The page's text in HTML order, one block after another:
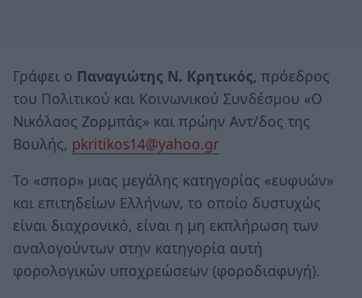
Γράφει ο Παναγιώτης Ν. Κρητικός, πρόεδρος
του Πολιτικού και Κοινωνικού Συνδέσμου «Ο
Νικόλαος Ζορμπάς» και πρώην Αντ/δος της
Βουλής, pkritikos14@yahoo.gr
Το «σπορ» μιας μεγάλης κατηγορίας «ευφυών»
και επιτηδείων Ελλήνων, το οποίο δυστυχώς
είναι διαχρονικό, είναι η μη εκπλήρωση των
αναλογούντων στην κατηγορία αυτή
φορολογικών υποχρεώσεων (φοροδιαφυγή).